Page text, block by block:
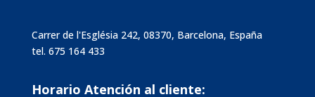
Carrer de l'Església 242, 08370, Barcelona, España
tel. 675 164 433
Horario Atención al cliente: